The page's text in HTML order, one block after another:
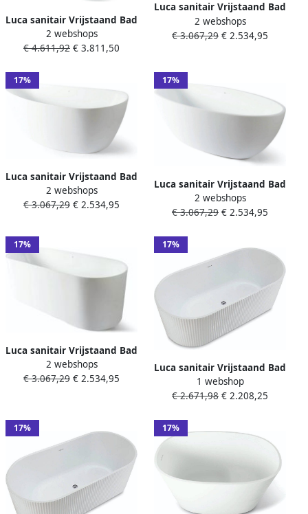
Luca sanitair Vrijstaand Bad
Vasca Solid Surface
170x76x57 cm incl.
2 webshops
€ 4.611,92 € 3.811,50
Luca sanitair Vrijstaand Bad
Primo Acryl 180x80x77 cm
Incl. Afvoerset Mat Wit
2 webshops
€ 3.067,29 € 2.534,95
17%
Luca sanitair Vrijstaand Bad
Primo Acryl 170x78x60 cm
260L Incl. Afvoerset Mat Wit
2 webshops
€ 3.067,29 € 2.534,95
17%
Luca sanitair Vrijstaand Bad
Primo Acryl 170x80x58 cm
Incl. Afvoerset Mat Wit
2 webshops
€ 3.067,29 € 2.534,95
17%
Luca sanitair Vrijstaand Bad
Primo Acryl 170x71x60 cm
Incl. Afvoerset Mat Wit
2 webshops
€ 3.067,29 € 2.534,95
17%
Luca sanitair Vrijstaand Bad
Primo Acryl 170x80x58 cm
Incl. Afvoerset Glans Wit
1 webshop
€ 2.671,98 € 2.208,25
17% 17%